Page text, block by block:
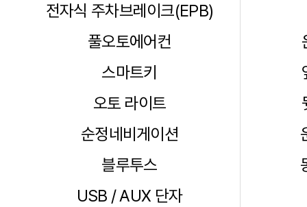
전자식 주차브레이크(EPB)
풀오토에어컨
스마트키
오토 라이트
순정네비게이션
블루투스
USB / AUX 단자